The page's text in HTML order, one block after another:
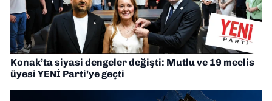
Konak’ta siyasi dengeler değişti: Mutlu ve 19 meclis
üyesi YENİ Parti’ye geçti